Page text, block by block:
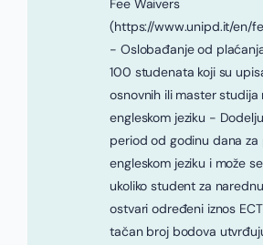
Fee Waivers
(https://www.unipd.it/en/
- Oslobađanje od
100 studenata koji su
osnovnih ili master studija
engleskom jeziku -
period od godinu dana za
engleskom jeziku i može
ukoliko student za
ostvari određeni iznos
tačan broj bodova